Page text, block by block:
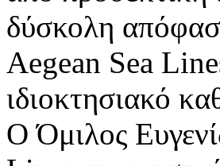
δύσκολη
Aegean Sea
ιδιοκτησιακό
Ο Όμιλος